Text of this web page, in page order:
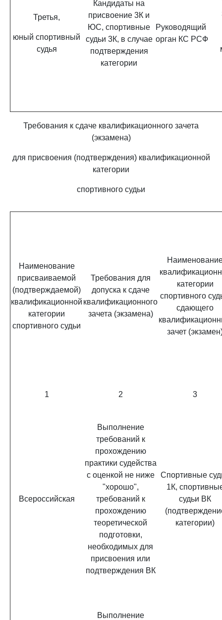
Третья,
юный спортивный
судья
Кандидаты на
присвоение 3К и
ЮС, спортивные
судьи 3К, в случае
подтверждения
категории
Руководящий
орган КС РСФ
Требования к сдаче квалификационного зачета
(экзамена)
для присвоения (подтверждения) квалификационной
категории
спортивного судьи
Наименование
присваиваемой
(подтверждаемой)
квалификационной
категории
спортивного судьи
Требования для
допуска к сдаче
квалификационного
зачета (экзамена)
категории
спортивного
сдающего
зачет
1 2 3
Всероссийская
Выполнение
требований к
прохождению
практики судейства
с оценкой не ниже
"хорошо",
требований к
прохождению
теоретической
подготовки,
необходимых для
присвоения или
подтверждения ВК
Спортивные
1К,
судьи ВК
категории)
Выполнение